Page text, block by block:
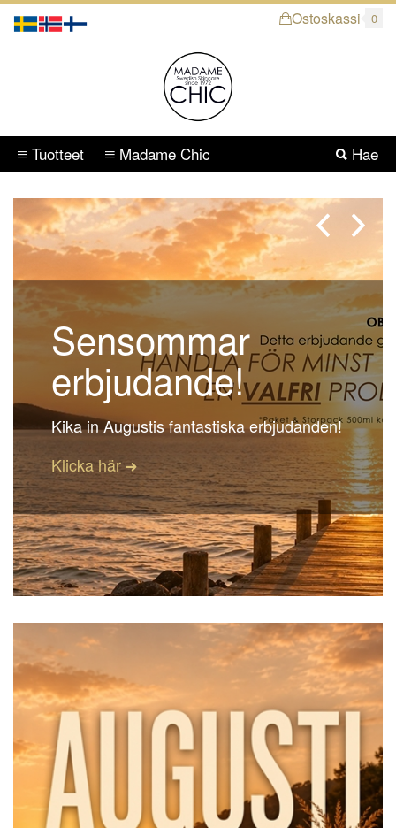
Ostoskassi 0
Hae
Tuotteet Madame Chic
Sensommar
erbjudande!
Kika in Augustis fantastiska erbjudanden!
Klicka här